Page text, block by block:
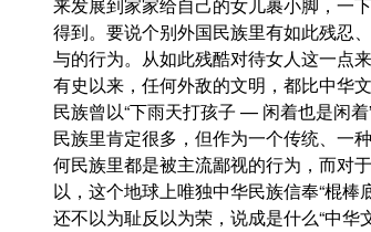
来发展到家家给自己的女儿裹小脚，一
得到。要说个别外国民族里有如此残忍
与的行为。从如此残酷对待女人这一点
有史以来，任何外敌的文明，都比中华
民族曾以“下雨天打孩子 — 闲着也是闲
民族里肯定很多，但作为一个传统、一
何民族里都是被主流鄙视的行为，而对
以，这个地球上唯独中华民族信奉“棍棒
还不以为耻反以为荣，说成是什么“中华